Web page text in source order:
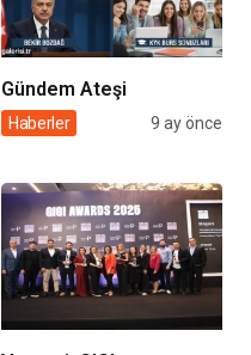
Gündem Ateşi
Haberler 9 ay önce